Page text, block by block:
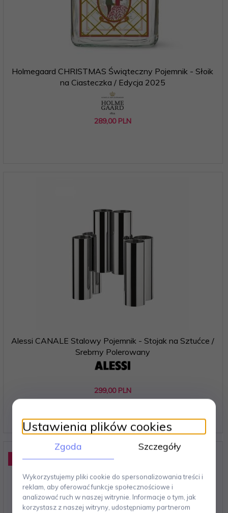
Holmegaard CHRISTMAS Świąteczny Pojemnik - Słoik
na Ciasteczka / Edycja 2025
289,00 PLN
Alessi CANALE Stalowy Pojemnik - Stojak na Sztućce /
Srebrny Polerowany
299,00 PLN
Promocja-11%
Ustawienia plików cookies
Zgoda Szczegóły
Wykorzystujemy pliki cookie do spersonalizowania treści i
reklam, aby oferować funkcje społecznościowe i
analizować ruch w naszej witrynie. Informacje o tym, jak
korzystasz z naszej witryny, udostępniamy partnerom